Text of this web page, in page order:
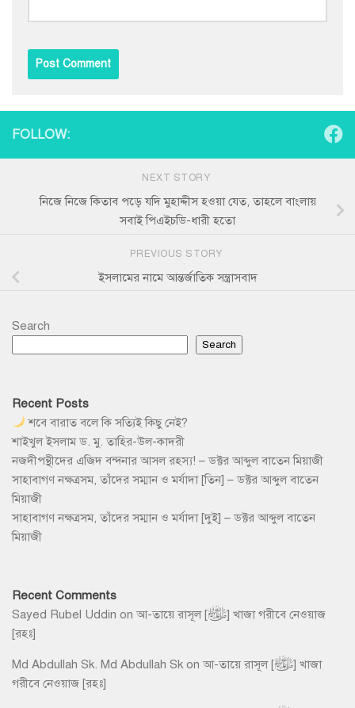
FOLLOW:
NEXT STORY
নিজে নিজে কিতাব পড়ে যদি মুহাদ্দীস হওয়া যেত, তাহলে বাংলায়
সবাই পিএইচডি-ধারী হতো
PREVIOUS STORY
ইসলামের নামে আন্তর্জাতিক সন্ত্রাসবাদ
Search
Search
Recent Posts
শবে বারাত বলে কি সত্যিই কিছু নেই?
শাইখুল ইসলাম ড. মু. তাহির-উল-কাদরী
নজদীপন্থীদের এজিদ বন্দনার আসল রহস্য! – ডক্টর আব্দুল বাতেন মিয়াজী
সাহাবাগণ নক্ষত্রসম, তাঁদের সম্মান ও মর্যাদা [তিন] – ডক্টর আব্দুল বাতেন
মিয়াজী
সাহাবাগণ নক্ষত্রসম, তাঁদের সম্মান ও মর্যাদা [দুই] – ডক্টর আব্দুল বাতেন
মিয়াজী
Recent Comments
Sayed Rubel Uddin on আ-তায়ে রাসূল [ﷺ] খাজা গরীবে নেওয়াজ
[রহঃ]
Md Abdullah Sk. Md Abdullah Sk on আ-তায়ে রাসূল [ﷺ] খাজা
গরীবে নেওয়াজ [রহঃ]